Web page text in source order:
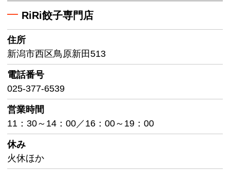
RiRi餃子専門店
住所
新潟市西区鳥原新田513
電話番号
025-377-6539
営業時間
11：30～14：00／16：00～19：00
休み
火休ほか